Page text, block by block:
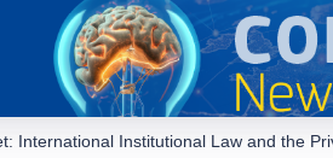
International Institutional Law and the